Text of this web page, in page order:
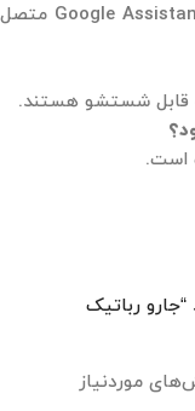
کافی است دستگاه را به Siri، Alexa یا Google Assistant متصل
و قابل شستشو هستند.
رباتیک
موردنیاز